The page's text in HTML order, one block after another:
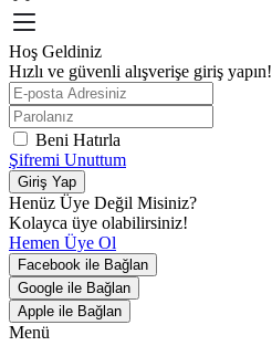
Hoş Geldiniz
Hızlı ve güvenli alışverişe giriş yapın!
Beni Hatırla
Şifremi Unuttum
Giriş Yap
Henüz Üye Değil Misiniz?
Kolayca üye olabilirsiniz!
Hemen Üye Ol
Facebook ile Bağlan
Google ile Bağlan
Apple ile Bağlan
Menü